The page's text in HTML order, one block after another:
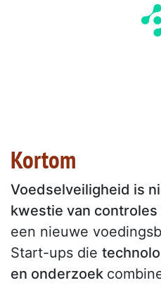
Kortom
Voedselveiligheid is
kwestie van
een nieuwe
Start-ups die
en onderzoek